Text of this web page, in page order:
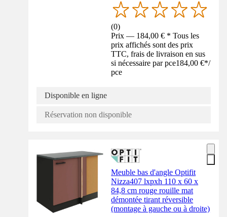
(0)
Prix — 184,00 € * Tous les
prix affichés sont des prix
TTC, frais de livraison en sus
si nécessaire par pce184,00 €*/
pce
Disponible en ligne
Réservation non disponible
Meuble bas d'angle Optifit
Nizza407 lxpxh 110 x 60 x
84,8 cm rouge rouille mat
démontée tirant réversible
(montage à gauche ou à droite)